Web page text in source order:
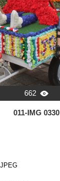
662 
011-IMG 0330